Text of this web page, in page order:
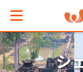
シ
メインメニューへ戻
メインメニューへ戻